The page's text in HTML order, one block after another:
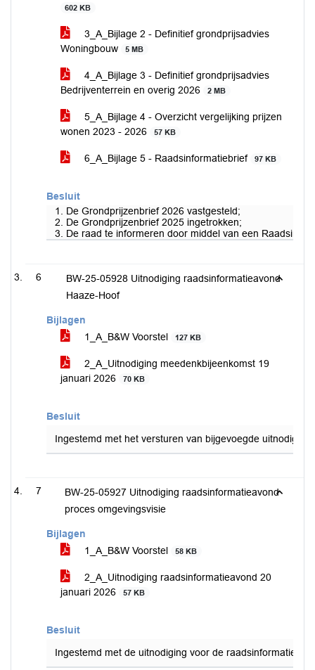
602 KB
3_A_Bijlage 2 - Definitief grondprijsadvies
Woningbouw
5 MB
4_A_Bijlage 3 - Definitief grondprijsadvies
Bedrijventerrein en overig 2026
2 MB
5_A_Bijlage 4 - Overzicht vergelijking prijzen
wonen 2023 - 2026
57 KB
6_A_Bijlage 5 - Raadsinformatiebrief 97 KB
Besluit
1. De Grondprijzenbrief 2026 vastgesteld;
2. De Grondprijzenbrief 2025 ingetrokken;
3. De raad te informeren door middel van een
6
BW-25-05928 Uitnodiging raadsinformatieavond
Haaze-Hoof
Bijlagen
1_A_B&W Voorstel
127 KB
2_A_Uitnodiging meedenkbijeenkomst 19
januari 2026
70 KB
Besluit
Ingestemd met het versturen van bijgevoegde
7
BW-25-05927 Uitnodiging raadsinformatieavond
proces omgevingsvisie
Bijlagen
1_A_B&W Voorstel
58 KB
2_A_Uitnodiging raadsinformatieavond 20
januari 2026
57 KB
Besluit
Ingestemd met de uitnodiging voor de